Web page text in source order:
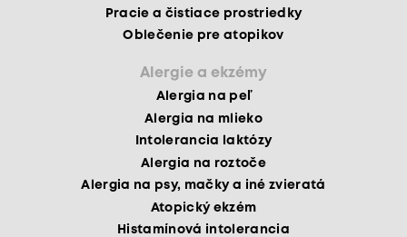
Pracie a čistiace prostriedky
Oblečenie pre atopikov
Alergie a ekzémy
Alergia na peľ
Alergia na mlieko
Intolerancia laktózy
Alergia na roztoče
Alergia na psy, mačky a iné zvieratá
Atopický ekzém
Histamínová intolerancia